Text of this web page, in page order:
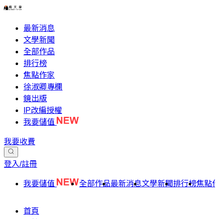
最新消息
文學新聞
全部作品
排行榜
焦點作家
徐淑卿專欄
鏡出版
IP改編授權
我要儲值
我要收費
登入/註冊
我要儲值 全部作品最新消息文學新聞排行榜焦點
首頁